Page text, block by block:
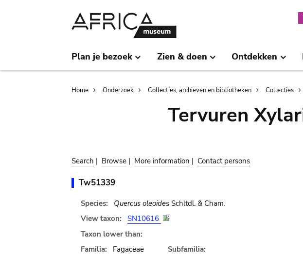
Plan je bezoek Zien & doen Ontdekken
Breadcrumb
Home Onderzoek Collecties, archieven en bibliotheken Collecties
Tervuren
Search | Browse | More information | Contact persons
Tw51339
Species: Quercus oleoidesSchltdl. & Cham.
View taxon:
SN10616
Taxon lower than:
Familia:
Fagaceae
Subfamilia: